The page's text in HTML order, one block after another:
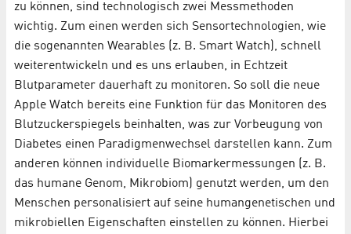
zu können, sind technologisch zwei Messmethoden
wichtig. Zum einen werden sich Sensortechnologien, wie
die sogenannten Wearables (z. B. Smart Watch), schnell
weiterentwickeln und es uns erlauben, in Echtzeit
Blutparameter dauerhaft zu monitoren. So soll die neue
Apple Watch bereits eine Funktion für das Monitoren des
Blutzuckerspiegels beinhalten, was zur Vorbeugung von
Diabetes einen Paradigmenwechsel darstellen kann. Zum
anderen können individuelle Biomarkermessungen (z. B.
das humane Genom, Mikrobiom) genutzt werden, um den
Menschen personalisiert auf seine humangenetischen und
mikrobiellen Eigenschaften einstellen zu können. Hierbei